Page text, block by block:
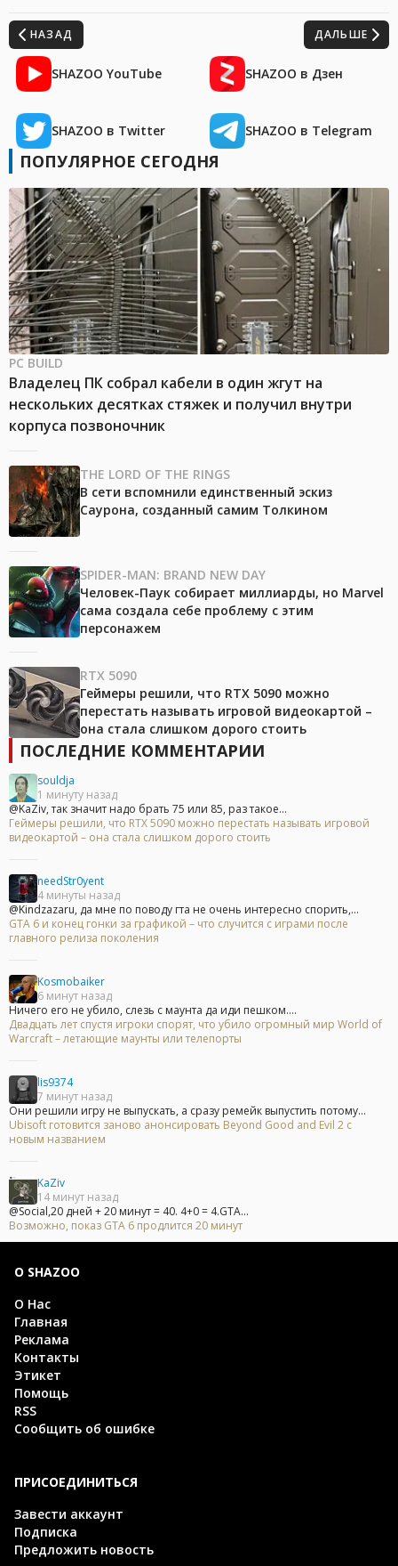
НАЗАД ДАЛЬШЕ
SHAZOO YouTube SHAZOO в Дзен
SHAZOO в Twitter SHAZOO в Telegram
ПОПУЛЯРНОЕ СЕГОДНЯ
PC BUILD
Владелец ПК собрал кабели в один жгут на
нескольких десятках стяжек и получил внутри
корпуса позвоночник
THE LORD OF THE RINGS
В сети вспомнили единственный эскиз
Саурона, созданный самим Толкином
SPIDER-MAN: BRAND NEW DAY
Человек-Паук собирает миллиарды, но Marvel
сама создала себе проблему с этим
персонажем
RTX 5090
Геймеры решили, что RTX 5090 можно
перестать называть игровой видеокартой –
она стала слишком дорого стоить
ПОСЛЕДНИЕ КОММЕНТАРИИ
souldja
1 минуту назад
@KaZiv, так значит надо брать 75 или 85, раз такое...
Геймеры решили, что RTX 5090 можно перестать называть игровой
видеокартой – она стала слишком дорого стоить
needStr0yent
4 минуты назад
@Kindzazaru, да мне по поводу гта не очень интересно спорить,...
GTA 6 и конец гонки за графикой – что случится с играми после
главного релиза поколения
Kosmobaiker
6 минут назад
Ничего его не убило, слезь с маунта да иди пешком....
Двадцать лет спустя игроки спорят, что убило огромный мир World of
Warcraft – летающие маунты или телепорты
lis9374
7 минут назад
Они решили игру не выпускать, а сразу ремейк выпустить потому...
Ubisoft готовится заново анонсировать Beyond Good and Evil 2 с
новым названием
KaZiv
14 минут назад
@Social,20 дней + 20 минут = 40. 4+0 = 4.GTA...
Возможно, показ GTA 6 продлится 20 минут
О SHAZOO
О Нас
Главная
Реклама
Контакты
Этикет
Помощь
RSS
Сообщить об ошибке
ПРИСОЕДИНИТЬСЯ
Завести аккаунт
Подписка
Предложить новость